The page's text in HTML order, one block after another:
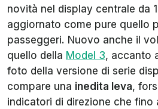
novità nel display centrale da
aggiornato come pure quello
passeggeri. Nuovo anche il
quello della Model 3, accanto
foto della versione di serie
compare una inedita leva,
indicatori di direzione che fino